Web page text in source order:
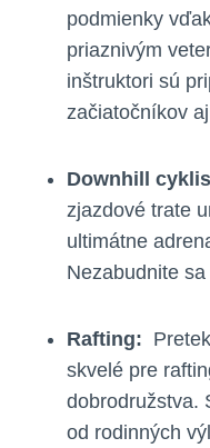
podmienky
priaznivým
inštruktori ‍sú
začiatočníkov
Downhill
⁤zjazdové trate​
ultimátne
Nezabudnite
Rafting:
skvelé pre
dobrodružstva.‍
od rodinných